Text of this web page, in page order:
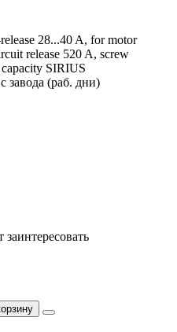
28...40 A, for motor
release 520 A, screw
SIRIUS
завода (раб. дни)